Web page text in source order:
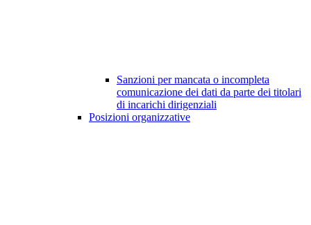
Sanzioni per mancata o incompleta
comunicazione dei dati da parte dei titolari
di incarichi dirigenziali
Posizioni organizzative